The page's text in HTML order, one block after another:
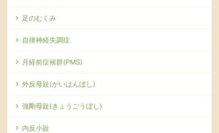
足のむくみ
自律神経失調症
月経前症候群(PMS)
外反母趾(がいはんぼし)
強剛母趾(きょうごうぼし)
内反小趾